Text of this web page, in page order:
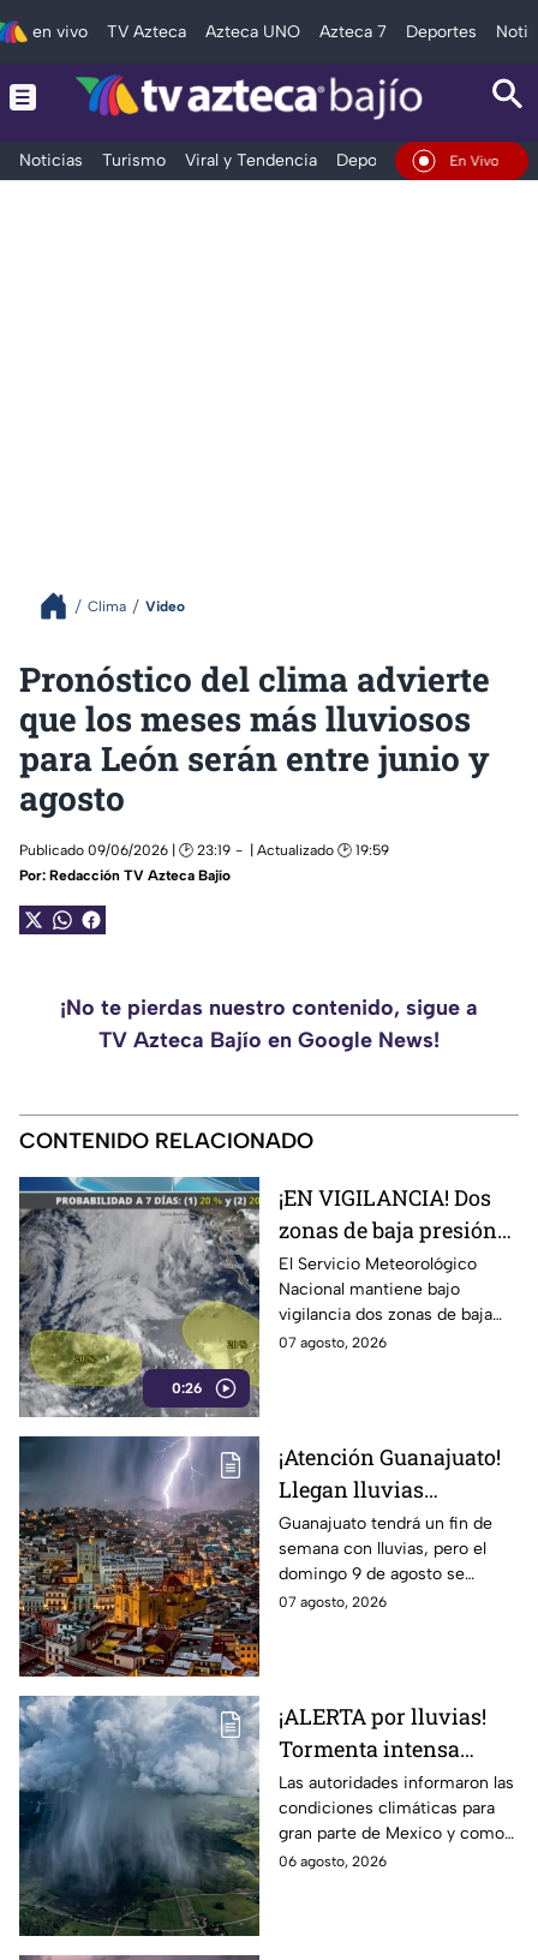
en vivo TV Azteca Azteca UNO Azteca 7 Deportes
Noticias Turismo Viral y Tendencia Deportes Espectáculos
En Vivo
Clima Video
Pronóstico del clima advierte
que los meses más lluviosos
para León serán entre junio y
agosto
Publicado 09/06/2026 | 🕑 23:19
| Actualizado 🕑 19:59
Por: Redacción TV Azteca Bajío
¡No te pierdas nuestro contenido, sigue a
TV Azteca Bajío en Google News!
CONTENIDO RELACIONADO
0:26
¡EN VIGILANCIA! Dos
zonas de baja presión
podrían convertirse en
ciclones; ¿se acercan a
México?
El Servicio Meteorológico
Nacional mantiene bajo
vigilancia dos zonas de baja
presión en el Pacífico, debido a
07 agosto, 2026
¡Atención Guanajuato!
Llegan lluvias
FUERTES este fin de
semana: ALERTAN por
DESCARGAS
ELÉCTRICAS y posible
Guanajuato tendrá un fin de
semana con lluvias, pero el
domingo 9 de agosto se
esperan las precipitaciones
07 agosto, 2026
¡ALERTA por lluvias!
Tormenta intensa
azotará en varios
estado; ¿afectará a
Guanajuato?
Las autoridades informaron las
condiciones climáticas para
gran parte de Mexico y como
afectará a la entidad.
06 agosto, 2026